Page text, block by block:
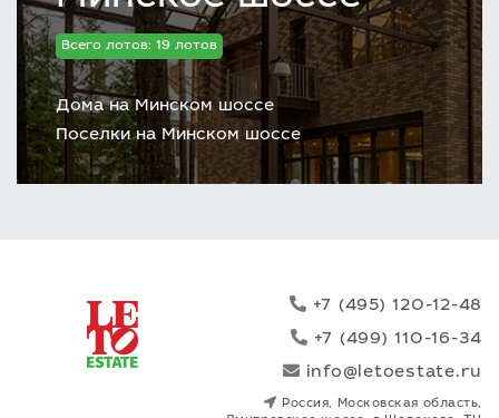
Всего лотов: 19 лотов
Дома на Минском шоссе
Поселки на Минском шоссе
+7 (495) 120-12-48
+7 (499) 110-16-34
info@letoestate.ru
Россия, Московская область,